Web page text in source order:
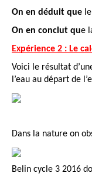
On en déduit que
On en conclut que
Expérience 2 : Le
Voici le résultat
l’eau au départ de
Dans la nature on
Belin cycle 3 2016